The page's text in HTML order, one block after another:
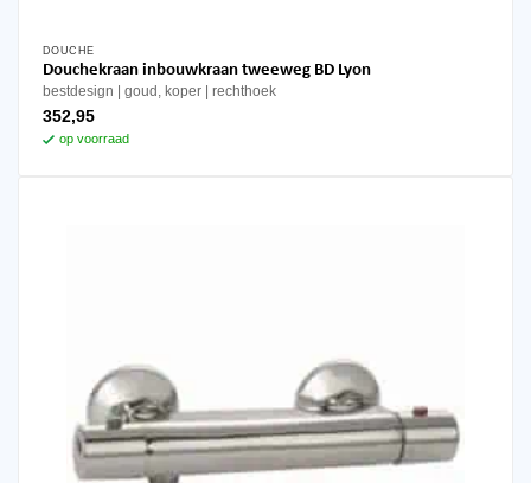
DOUCHE
Douchekraan inbouwkraan tweeweg BD Lyon
bestdesign goud, koper rechthoek
352,95
op voorraad